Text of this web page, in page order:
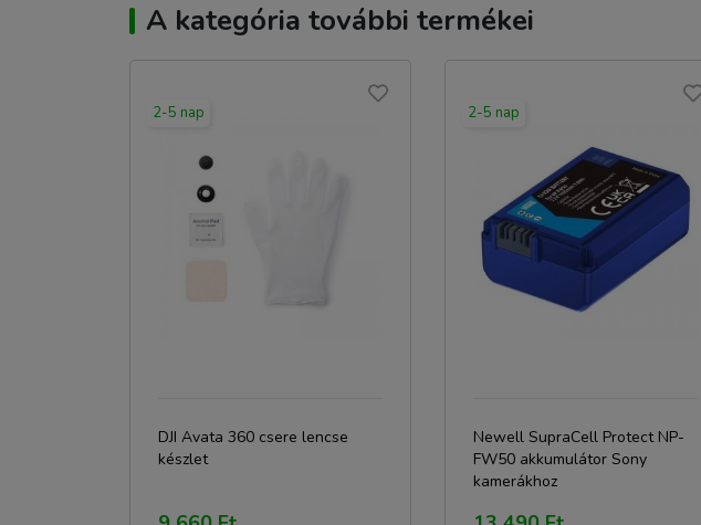
A kategória további termékei
2-5 nap
DJI Avata 360 csere lencse
készlet
2-5 nap
Newell SupraCell Protect NP-
FW50 akkumulátor Sony
kamerákhoz